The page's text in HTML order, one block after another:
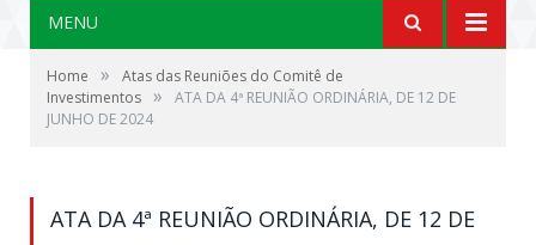
MENU
Home »
Atas das Reuniões do Comitê de
Investimentos »
ATA DA 4ª REUNIÃO ORDINÁRIA, DE 12 DE
JUNHO DE 2024
ATA DA 4ª REUNIÃO ORDINÁRIA, DE 12 DE